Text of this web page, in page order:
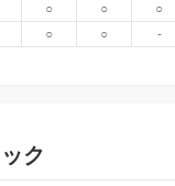
○ ○
○
○ ○ -
ク